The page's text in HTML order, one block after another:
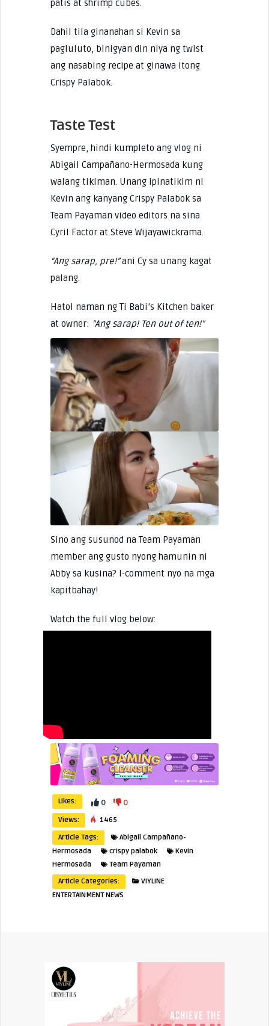
patis at shrimp cubes.
Dahil tila ginanahan si Kevin sa
pagluluto, binigyan din niya ng twist
ang nasabing recipe at ginawa itong
Crispy Palabok.
Taste Test
Syempre, hindi kumpleto ang vlog ni
Abigail Campañano-Hermosada kung
walang tikiman. Unang ipinatikim ni
Kevin ang kanyang Crispy Palabok sa
Team Payaman video editors na sina
Cyril Factor at Steve Wijayawickrama.
“Ang sarap, pre!”ani Cy sa unang kagat
palang.
Hatol naman ng Ti Babi’s Kitchen baker
at owner: “Ang sarap! Ten out of ten!”
Sino ang susunod na Team Payaman
member ang gusto nyong hamunin ni
Abby sa kusina? I-comment nyo na mga
kapitbahay!
Watch the full vlog below:
Likes: 0 0
Views:
1465
Article Tags:
Abigail Campañano-
Hermosada
crispy palabok
Kevin
Hermosada
Team Payaman
Article Categories:
VIYLINE
ENTERTAINMENT NEWS